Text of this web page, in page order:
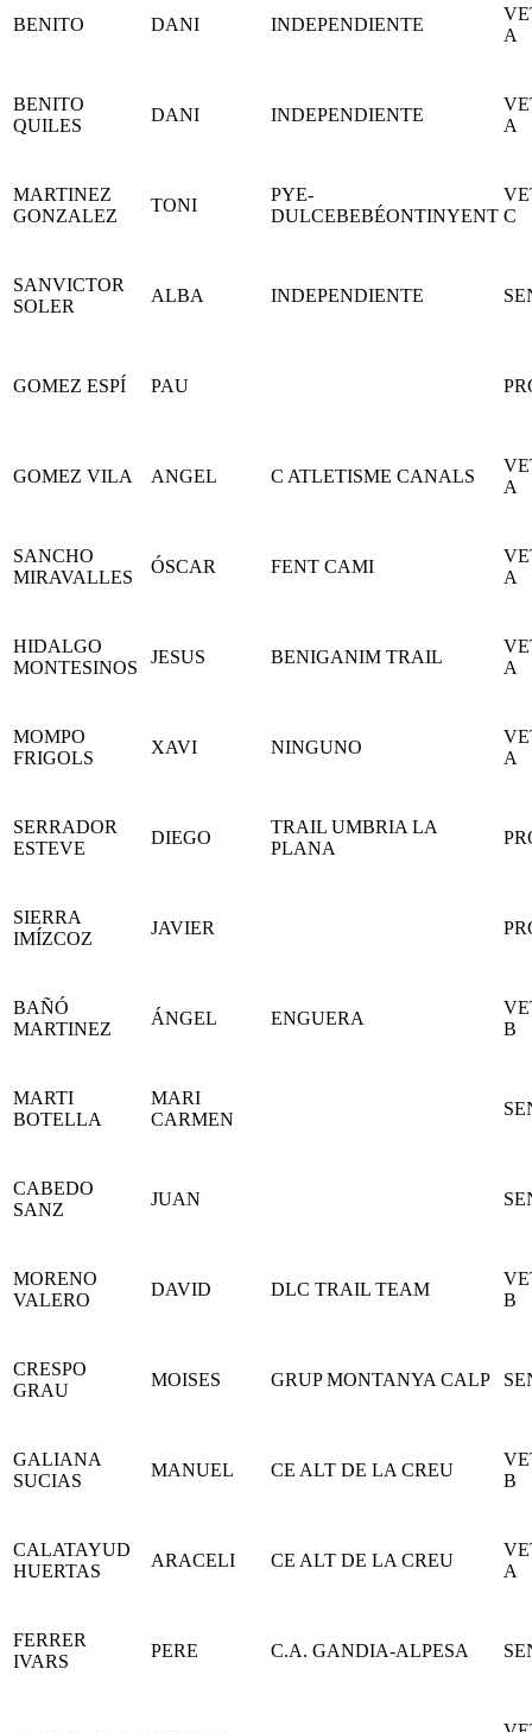
BENITO DANI INDEPENDIENTE
A
BENITO
QUILES
DANI INDEPENDIENTE
A
MARTINEZ
GONZALEZ
TONI
PYE-
DULCEBEBÉONTINYENT C
SANVICTOR
SOLER
ALBA INDEPENDIENTE
GOMEZ ESPÍ PAU
GOMEZ VILA ANGEL C ATLETISME CANALS
A
SANCHO
MIRAVALLES
ÓSCAR FENT CAMI
A
HIDALGO
MONTESINOS
JESUS BENIGANIM TRAIL
A
MOMPO
FRIGOLS
XAVI NINGUNO
A
SERRADOR
ESTEVE
DIEGO
TRAIL UMBRIA LA
PLANA
SIERRA
IMÍZCOZ
JAVIER
BAÑÓ
MARTINEZ
ÁNGEL ENGUERA
B
MARTI
BOTELLA
MARI
CARMEN
CABEDO
SANZ
JUAN
MORENO
VALERO
DAVID DLC TRAIL TEAM
B
CRESPO
GRAU
MOISES GRUP MONTANYA CALP
GALIANA
SUCIAS
MANUEL CE ALT DE LA CREU
B
CALATAYUD
HUERTAS
ARACELI CE ALT DE LA CREU
A
FERRER
IVARS
PERE C.A. GANDIA-ALPESA